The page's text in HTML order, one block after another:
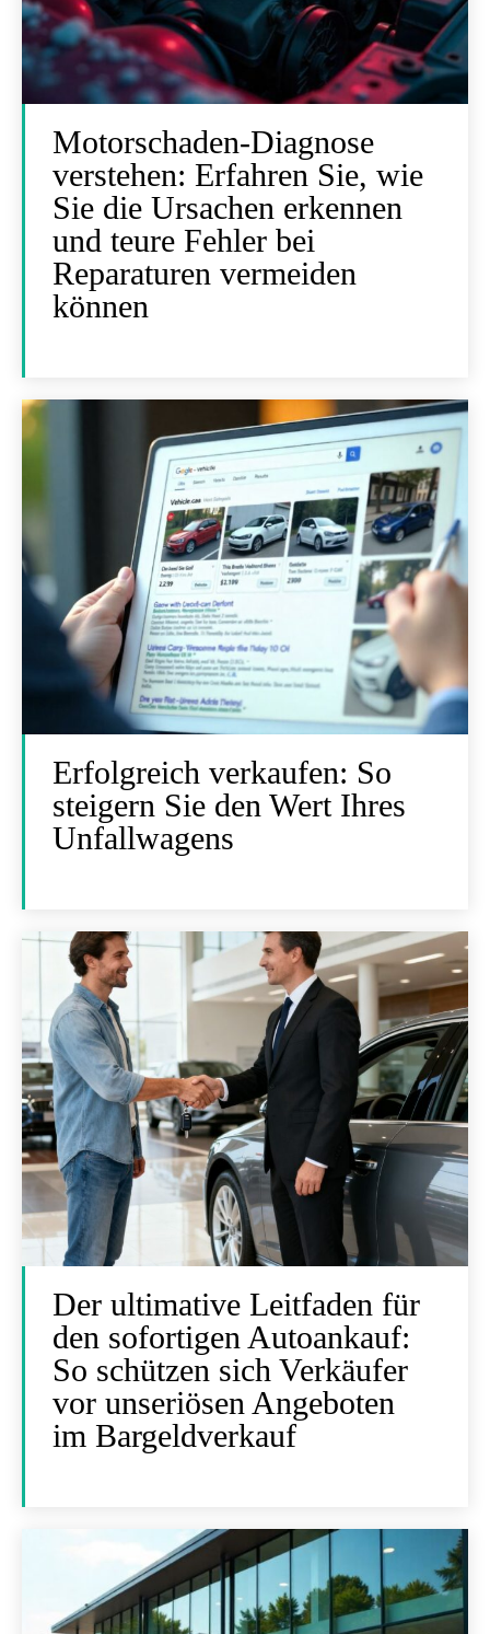
Motorschaden-Diagnose
verstehen: Erfahren Sie, wie
Sie die Ursachen erkennen
und teure Fehler bei
Reparaturen vermeiden
können
Erfolgreich verkaufen: So
steigern Sie den Wert Ihres
Unfallwagens
Der ultimative Leitfaden für
den sofortigen Autoankauf:
So schützen sich Verkäufer
vor unseriösen Angeboten
im Bargeldverkauf